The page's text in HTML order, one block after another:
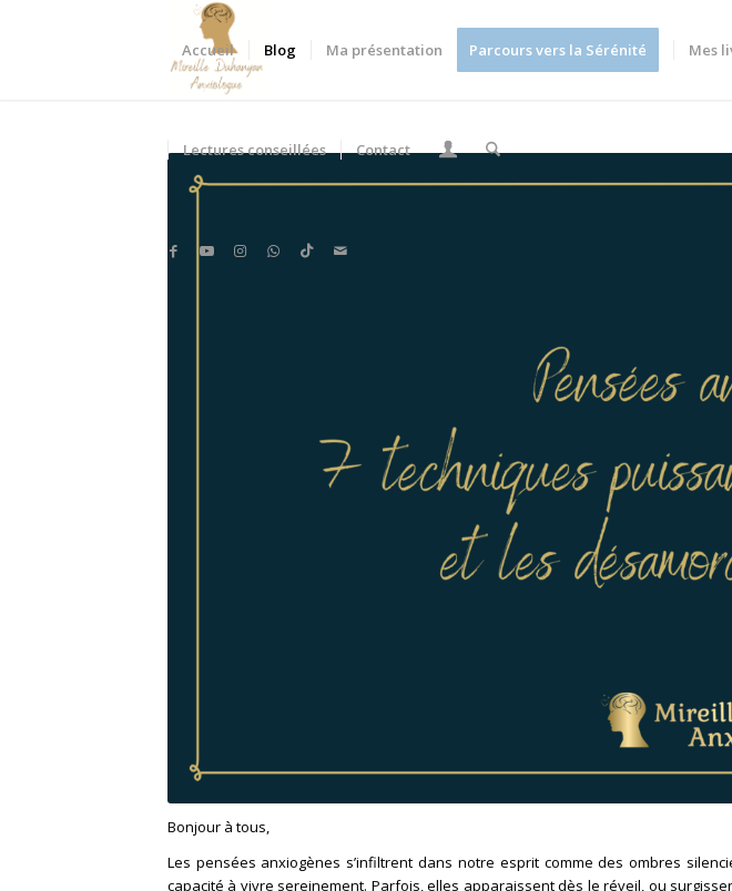
Accueil Blog Ma présentation Parcours vers la Sérénité Mes
Lectures conseillées Contact
Bonjour à tous,
Les pensées anxiogènes s’infiltrent dans notre esprit comme des ombres
capacité à vivre sereinement. Parfois, elles apparaissent dès le réveil, ou